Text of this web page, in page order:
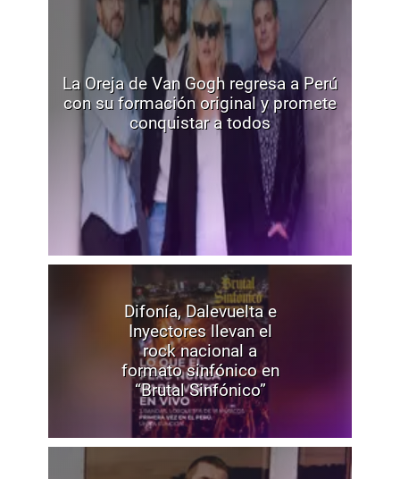
La Oreja de Van Gogh regresa a Perú
con su formación original y promete
conquistar a todos
Difonía, Dalevuelta e
Inyectores llevan el
rock nacional a
formato sinfónico en
“Brutal Sinfónico”